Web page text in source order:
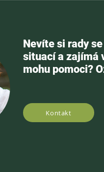
Nevíte si rady
situací a zajímá
mohu pomoci?
Kontakt